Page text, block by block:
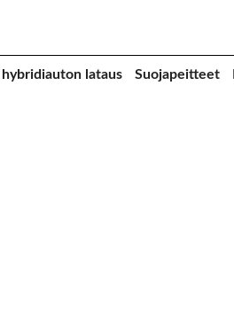
lataus Suojapeitteet